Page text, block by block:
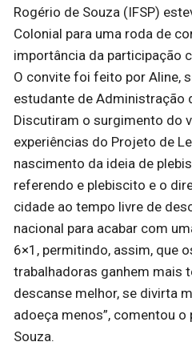
Rogério de Souza (IFSP)
Colonial para uma roda de
importância da participação
O convite foi feito por Aline,
estudante de Administração
Discutiram o surgimento do
experiências do Projeto de
nascimento da ideia de
referendo e plebiscito e o
cidade ao tempo livre de
nacional para acabar com
6×1, permitindo, assim, que
trabalhadoras ganhem mais
descanse melhor, se divirta
adoeça menos”, comentou
Souza.